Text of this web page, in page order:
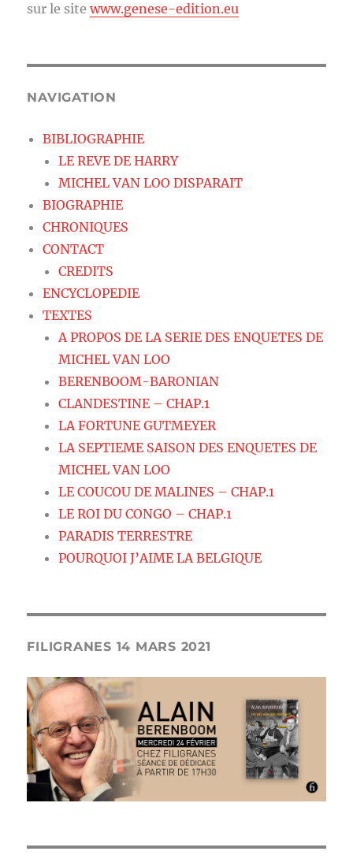
sur le sitewww.genese-edition.eu
NAVIGATION
BIBLIOGRAPHIE
LE REVE DE HARRY
MICHEL VAN LOO DISPARAIT
BIOGRAPHIE
CHRONIQUES
CONTACT
CREDITS
ENCYCLOPEDIE
TEXTES
A PROPOS DE LA SERIE DES ENQUETES DE
MICHEL VAN LOO
BERENBOOM-BARONIAN
CLANDESTINE – CHAP.1
LA FORTUNE GUTMEYER
LA SEPTIEME SAISON DES ENQUETES DE
MICHEL VAN LOO
LE COUCOU DE MALINES – CHAP.1
LE ROI DU CONGO – CHAP.1
PARADIS TERRESTRE
POURQUOI J’AIME LA BELGIQUE
FILIGRANES 14 MARS 2021